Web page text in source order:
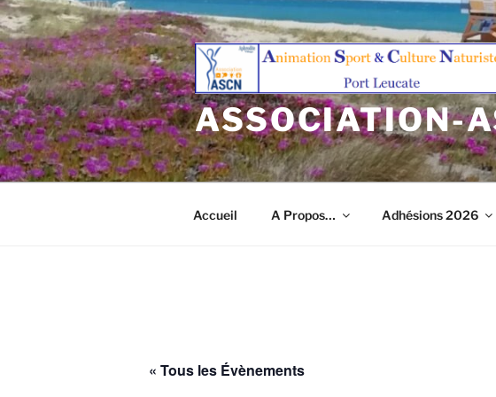
Aller
au
contenu
principal
ASSOCIATION-
Accueil A Propos… Adhésions 2026
« Tous les Évènements